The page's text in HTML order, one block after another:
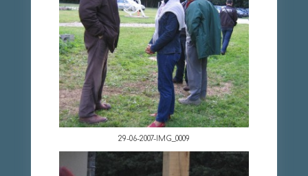
29-06-2007-IMG_0009